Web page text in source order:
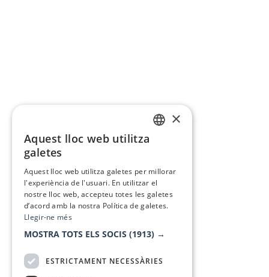
×
Aquest lloc web utilitza
galetes
Aquest lloc web utilitza galetes per millorar
l'experiència de l'usuari. En utilitzar el
nostre lloc web, accepteu totes les galetes
d’acord amb la nostra Política de galetes.
Llegir-ne més
MOSTRA TOTS ELS SOCIS (1913) →
ESTRICTAMENT NECESSÀRIES